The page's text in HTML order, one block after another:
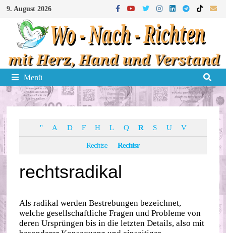
Zum
Inhalt
springen
9. August 2026
Menü
" A D F H L Q R S U V
Rechtse Rechtsr
rechtsradikal
Als radikal werden Bestrebungen bezeichnet,
welche gesellschaftliche Fragen und Probleme von
deren Ursprüngen bis in die letzten Details, also mit